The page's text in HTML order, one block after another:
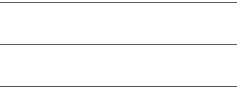
ね
ヨン
ター、カッティングマット
テープ
トン
ック、アルバム
、納品書
ラベルブック
お財布、ポーチ、カードケース